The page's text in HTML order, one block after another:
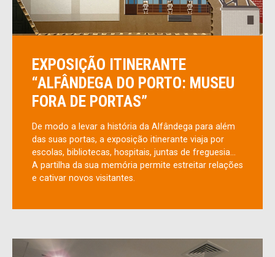
EXPOSIÇÃO ITINERANTE
“ALFÂNDEGA DO PORTO: MUSEU
FORA DE PORTAS”
De modo a levar a história da Alfândega para além
das suas portas, a exposição itinerante viaja por
escolas, bibliotecas, hospitais, juntas de freguesia…
A partilha da sua memória permite estreitar relações
e cativar novos visitantes.